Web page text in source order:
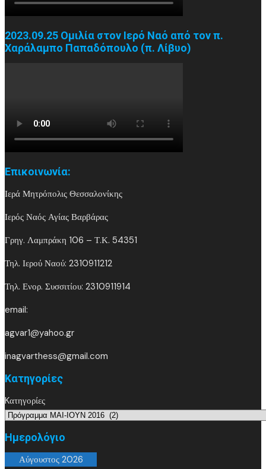
2023.09.25 Ομιλία στον Ιερό Ναό από τον π.
Χαράλαμπο Παπαδόπουλο (π. Λίβυο)
Επικοινωνία:
Ιερά Μητρόπολις Θεσσαλονίκης
Ιερός Ναός Αγίας Βαρβάρας
Γρηγ. Λαμπράκη 106 – Τ.Κ. 54351
Τηλ. Ιερού Ναού: 2310911212
Τηλ. Ενορ. Συσσιτίου: 2310911914
email:
agvar1@yahoo.gr
inagvarthess@gmail.com
Kατηγορίες
Kατηγορίες
Ημερολόγιο
Αύγουστος 2026